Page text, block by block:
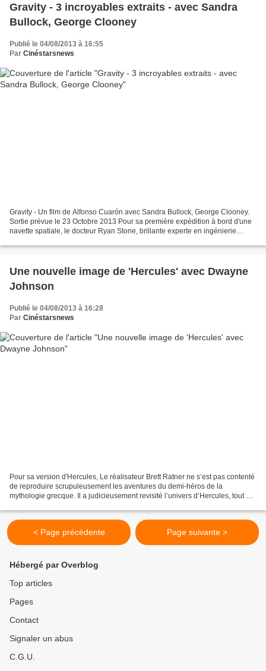
Gravity - 3 incroyables extraits - avec Sandra
Bullock, George Clooney
Publié le 04/08/2013 à 16:55
Par Cinéstarsnews
Gravity - Un film de Alfonso Cuarón avec Sandra Bullock, George Clooney.
Sortie prévue le 23 Octobre 2013 Pour sa première expédition à bord d'une
navette spatiale, le docteur Ryan Stone, brillante experte en ingénierie
Une nouvelle image de 'Hercules' avec Dwayne
Johnson
Publié le 04/08/2013 à 16:28
Par Cinéstarsnews
Pour sa version d'Hercules, Le réalisateur Brett Ratner ne s’est pas contenté
de reproduire scrupuleusement les aventures du demi-héros de la
mythologie grecque. Il a judicieusement revisité l’univers d’Hercules, tout en
< Page précédente Page suivante >
Hébergé par Overblog
Top articles
Pages
Contact
Signaler un abus
C.G.U.